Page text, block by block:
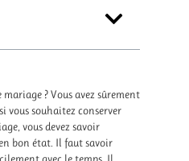
? Vous avez sûrement
vous souhaitez conserver
vous devez savoir
bon état. Il faut savoir